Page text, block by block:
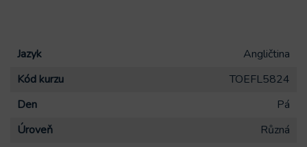
Jazyk
Angličtina
Kód kurzu
TOEFL5824
Den
Pá
Úroveň
Různá